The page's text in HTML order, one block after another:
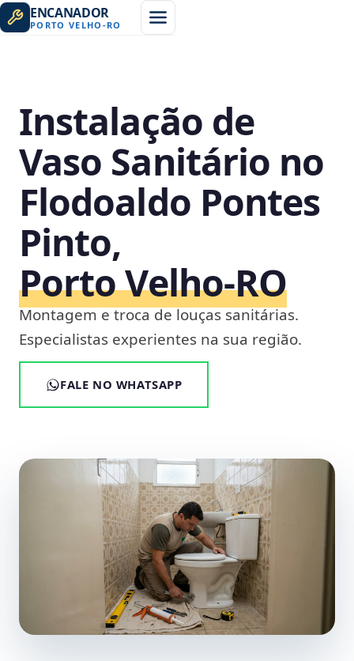
ENCANADOR
PORTO VELHO -RO
Instalação de
Vaso Sanitário no
Flodoaldo Pontes
Pinto,
Porto Velho‑RO
Montagem e troca de louças sanitárias.
Especialistas experientes na sua região.
FALE NO WHATSAPP